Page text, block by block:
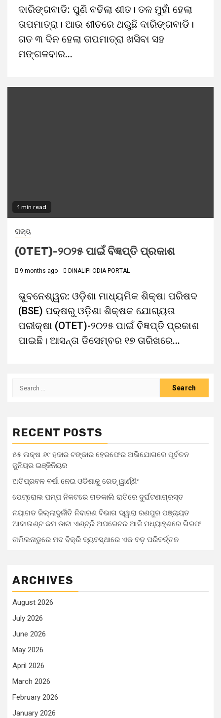
ଦାରିଙ୍ଗବାଡି: ପୁଣି ବଢିଲା ଶୀତ। ତଳ ମୁହାଁ ହେଲା
ତାପମାତ୍ରା। ଆଉ ଶୀତରେ ଥରୁଛି ଦାରିଙ୍ଗବାଡି।
ଗତ ୩ ଦିନ ହେଲା ତାପମାତ୍ରା ଖସିବା ସହ
ମଙ୍ଗଳବାର...
1 min read
ରାଜ୍ୟ
(OTET)-୨୦୨୫ ପାଇଁ ବିଜ୍ଞପ୍ତି ପ୍ରକାଶ
9 months ago DINALIPI ODIA PORTAL
ଭୁବନେଶ୍ୱର: ଓଡ଼ିଶା ମାଧ୍ୟମିକ ଶିକ୍ଷା ପରିଷଦ
(BSE) ପକ୍ଷରୁ ଓଡ଼ିଶା ଶିକ୍ଷକ ଯୋଗ୍ୟତା
ପରୀକ୍ଷା (OTET)-୨୦୨୫ ପାଇଁ ବିଜ୍ଞପ୍ତି ପ୍ରକାଶ
ପାଇଛି। ଆସନ୍ତା ଡିସେମ୍ବର ୧୭ ତାରିଖରେ...
RECENT POSTS
୫୫ ଲକ୍ଷ ୬୯ ହଜାର ଟଙ୍କାର ହେରଫେର ଅଭିଯୋଗରେ ପୂର୍ବତନ
ଜୁନିୟର ଇଞ୍ଜିନିୟର
ଅତିପ୍ରବଳ ବର୍ଷା ନେଇ ଓଡିଶାକୁ ରେଡ୍ ୱାର୍ଣ୍ଣିଂ
ପେଟ୍ରୋଲ ପମ୍ପ ନିକଟରେ ଗତକାଲି ରାତିରେ ଦୁର୍ଘଟଣାଗ୍ରସ୍ତ
ନୟାଗଡ ଜିଲ୍ଲାଦୁର୍ନୀତି ନିବାରଣ ବିଭାଗ ଦ୍ୱାରା ରଣପୁର ପଞ୍ଚାୟତ
ଆକାଉଣ୍ଟ କମ ଡାଟା ଏଣ୍ଟ୍ରି ଅପରେଟର ଆଜି ମଧ୍ୟାହ୍‌ଣରେ ଗିରଫ
ତାମିଲନାଡୁରେ ମଦ ବିକ୍ରି ବ୍ୟବସ୍ଥାରେ ଏକ ବଡ଼ ପରିବର୍ତ୍ତନ
ARCHIVES
August 2026
July 2026
June 2026
May 2026
April 2026
March 2026
February 2026
January 2026